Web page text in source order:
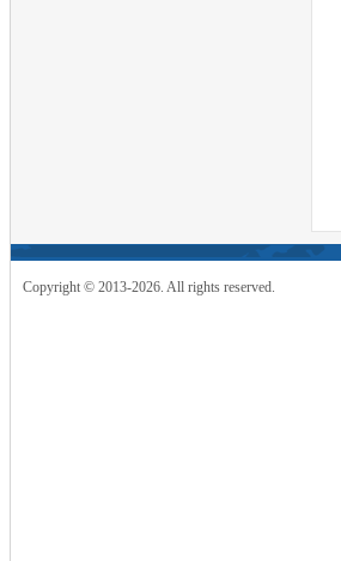
Copyright © 2013-2026. All rights reserved.